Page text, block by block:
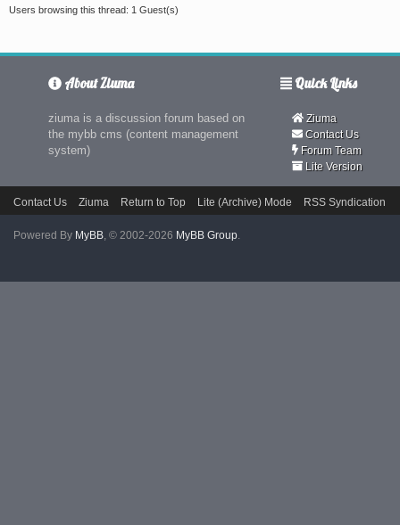
Users browsing this thread: 1 Guest(s)
About Ziuma
ziuma is a discussion forum based on
the mybb cms (content management
system)
Quick Links
Ziuma
Contact Us
Forum Team
Lite Version
Contact Us Ziuma Return to Top Lite (Archive) Mode RSS Syndication
Powered By MyBB , © 2002-2026 MyBB Group